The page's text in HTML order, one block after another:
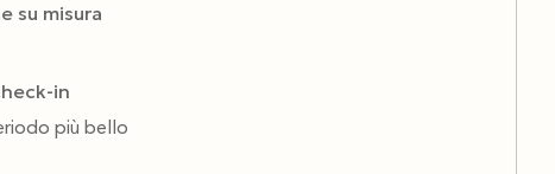
su misura
in
più bello